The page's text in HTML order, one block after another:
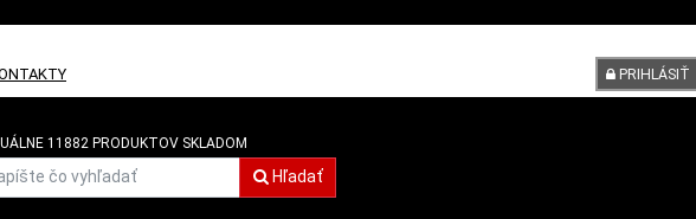
PRIHLÁSIŤ
11882 PRODUKTOV SKLADOM
Hľadať